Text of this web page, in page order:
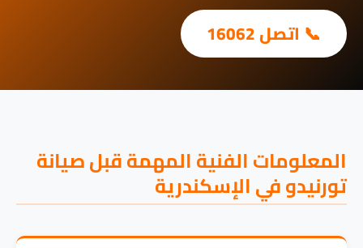
📞 اتصل 16062
المعلومات الفنية المهمة قبل صيانة
تورنيدو في الإسكندرية